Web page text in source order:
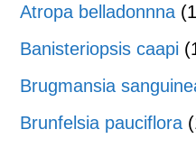
Atropa belladonnna
Banisteriopsis caapi
Brugmansia
Brunfelsia pauciflora